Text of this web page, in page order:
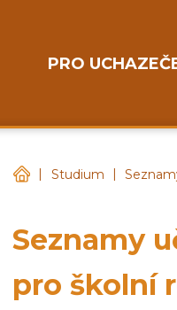
PRO
Gymnázium Chotěboř
| Studium |
Seznamy
pro školní